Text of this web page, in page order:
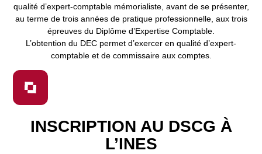
INSCRIPTION AU DSCG À
L’INES
qualité d’expert-comptable mémorialiste, avant de se présenter,
au terme de trois années de pratique professionnelle, aux trois
épreuves du Diplôme d’Expertise Comptable.
L’obtention du DEC permet d’exercer en qualité d’expert-
comptable et de commissaire aux comptes.